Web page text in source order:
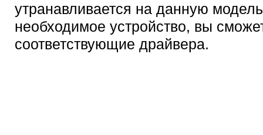
утранавливается на данную
необходимое устройство, вы
соответствующие драйвера.